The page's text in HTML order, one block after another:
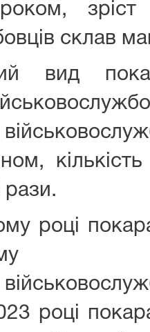
зріст
склав
вид
рази.
році
році